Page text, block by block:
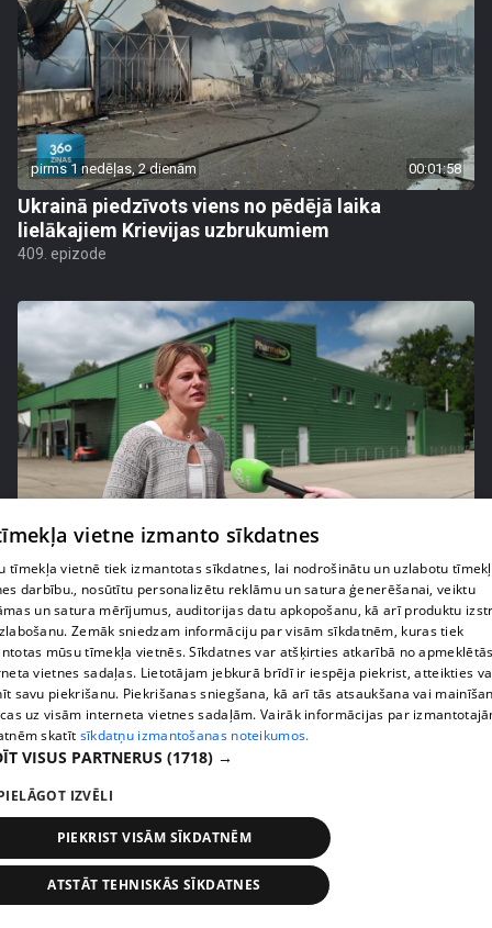
pirms 1 nedēļas, 2 dienām 00:01:58
Ukrainā piedzīvots viens no pēdējā laika
lielākajiem Krievijas uzbrukumiem
409. epizode
pirms 1 nedēļas, 2 dienām
Melleņu zelta drudzis: kas nosaka iepirkuma
cenu?
pirms 1 nedēļas, 2 dienām
vietne izmanto sīkdatnes
tīmekļa vietnē tiek izmantotas sīkdatnes, lai nodrošinātu un uzlabotu
darbību., nosūtītu personalizētu reklāmu un satura ģenerēšanai, veiktu
un satura mērījumus, auditorijas datu apkopošanu, kā arī produktu
Zemāk sniedzam informāciju par visām sīkdatnēm, kuras tiek
mūsu tīmekļa vietnēs. Sīkdatnes var atšķirties atkarībā no
vietnes sadaļas. Lietotājam jebkurā brīdī ir iespēja piekrist, atteikties
savu piekrišanu. Piekrišanas sniegšana, kā arī tās atsaukšana vai
uz visām interneta vietnes sadaļām. Vairāk informācijas par
skatīt sīkdatņu izmantošanas noteikumos.
VISUS PARTNERUS (1718) →
IZVĒLI
PIEKRIST VISĀM SĪKDATNĒM
ATSTĀT TEHNISKĀS SĪKDATNES